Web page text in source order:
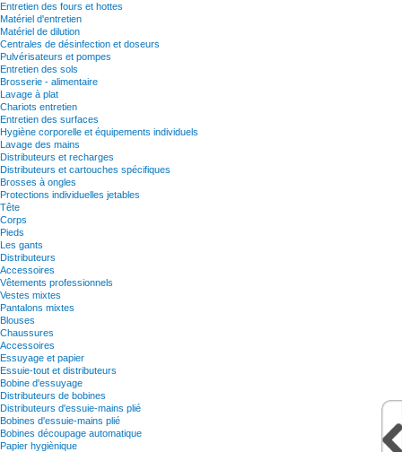
Entretien des fours et hottes
Matériel d'entretien
Matériel de dilution
Centrales de désinfection et doseurs
Pulvérisateurs et pompes
Entretien des sols
Brosserie - alimentaire
Lavage à plat
Chariots entretien
Entretien des surfaces
Hygiène corporelle et équipements individuels
Lavage des mains
Distributeurs et recharges
Distributeurs et cartouches spécifiques
Brosses à ongles
Protections individuelles jetables
Tête
Corps
Pieds
Les gants
Distributeurs
Accessoires
Vêtements professionnels
Vestes mixtes
Pantalons mixtes
Blouses
Chaussures
Accessoires
Essuyage et papier
Essuie-tout et distributeurs
Bobine d'essuyage
Distributeurs de bobines
Distributeurs d'essuie-mains plié
Bobines d'essuie-mains plié
Bobines découpage automatique
Papier hygiènique